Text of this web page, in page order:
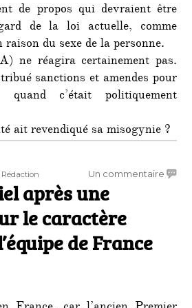
de propos qui devraient être
de la loi actuelle, comme
du sexe de la personne.
ne réagira certainement pas.
sanctions et amendes pour
c’était politiquement
ait revendiqué sa misogynie ?
Un commentairesur
après une
le caractère
de France